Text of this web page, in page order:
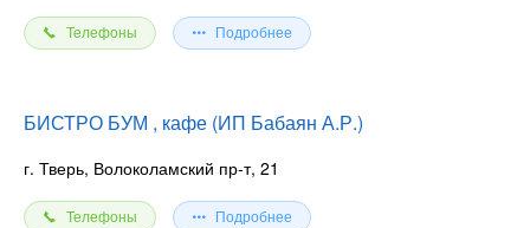
Телефоны Подробнее
БИСТРО БУМ , кафе (ИП Бабаян А.Р.)
г. Тверь, Волоколамский пр-т, 21
Телефоны Подробнее